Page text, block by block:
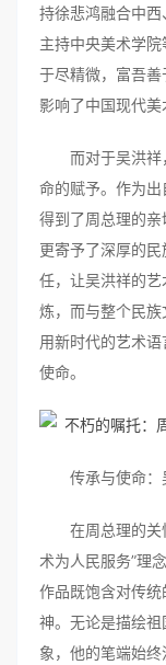
持徐悲鸿融合中
主持中央美术学
于尽精微，富吾
影响了中国现代美
而对于吴洪
命的赋予。作为
得到了周总理的亲
更寄予了深厚的
任，让吴洪祥的
炼，而与整个民
用新时代的艺术
使命。
传承与使命
在周总理的关
术为人民服务”理
作品既饱含对传
神。无论是描绘
象，他的笔端始